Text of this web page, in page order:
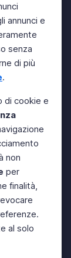
annunci e
senza
di più
.
di cookie e
non
per
finalità,
al solo